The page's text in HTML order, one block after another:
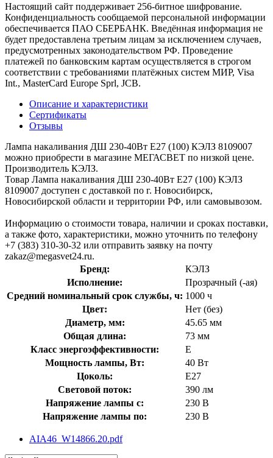
Настоящий сайт поддерживает 256-битное шифрование.
Конфиденциальность сообщаемой персональной информации
обеспечивается ПАО СБЕРБАНК. Введённая информация не
будет предоставлена третьим лицам за исключением случаев,
предусмотренных законодательством РФ. Проведение
платежей по банковским картам осуществляется в строгом
соответствии с требованиями платёжных систем МИР, Visa
Int., MasterCard Europe Sprl, JCB.
Описание и характеристики
Сертификаты
Отзывы
Лампа накаливания ДШ 230-40Вт E27 (100) КЭЛЗ 8109007
можно приобрести в магазине МЕГАСВЕТ по низкой цене.
Производитель КЭЛЗ.
Товар Лампа накаливания ДШ 230-40Вт E27 (100) КЭЛЗ
8109007 доступен с доставкой по г. Новосибирск,
Новосибирской области и территории РФ, или самовывозом.
Информацию о стоимости товара, наличии и сроках поставки,
а также фото, характеристики, можно уточнить по телефону
+7 (383) 310-30-32 или отправить заявку на почту
zakaz@megasvet24.ru.
Бренд:
КЭЛЗ
Исполнение:
Прозрачный (-ая)
Средний номинальный срок службы, ч: 1000 ч
Цвет:
Нет (без)
Диаметр, мм:
45.65 мм
Общая длина:
73 мм
Класс энергоэффективности:
E
Мощность лампы, Вт:
40 Вт
Цоколь:
E27
Световой поток:
390 лм
Напряжение лампы с:
230 В
Напряжение лампы по:
230 В
AIA46_W14866.20.pdf